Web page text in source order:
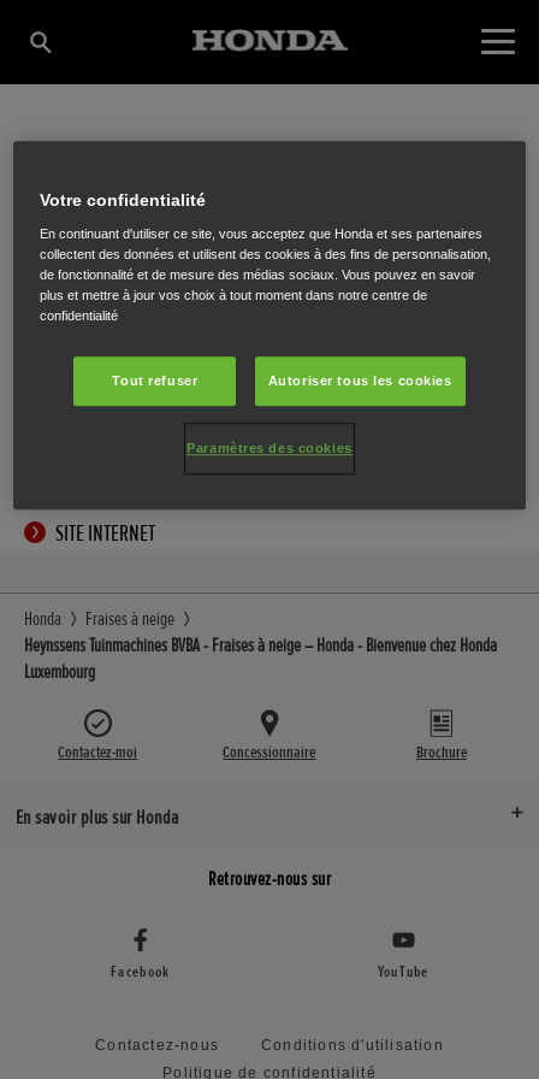
HEYNSSENS
TUINMACHINES BVBA
Eeckelaerthof 13,Belsele,9111
SITE INTERNET
Honda
Fraises à neige
Heynssens Tuinmachines BVBA - Fraises à neige – Honda - Bienvenue chez Honda
Luxembourg
Contactez-moi Concessionnaire Brochure
En savoir plus sur Honda
Retrouvez-nous sur
Facebook YouTube
Contactez-nous
Conditions d'utilisation
Politique de confidentialité
Votre confidentialité
En continuant d'utiliser ce site, vous acceptez que Honda et ses partenaires
collectent des données et utilisent des cookies à des fins de personnalisation,
de fonctionnalité et de mesure des médias sociaux. Vous pouvez en savoir
plus et mettre à jour vos choix à tout moment dans notre centre de
confidentialité
Tout refuser Autoriser tous les cookies
Paramètres des cookies